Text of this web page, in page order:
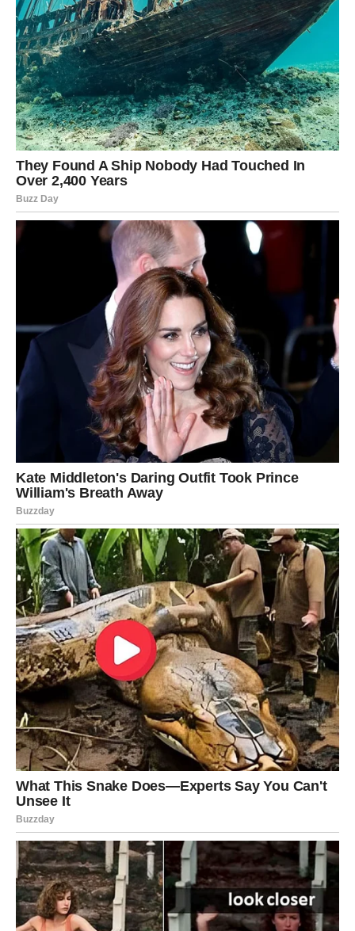
Sudbina vam konačno vraća ono
što zaslužujete
Sve ono dobro što ste činili drugima sada vam se polako
vraća.
Zvijezde pokazuju da ste prošli kroz težak period upravo
zato da biste sada mogli ući u mnogo srećniju i uspješniju
životnu fazu.
Pred vama su dani tokom kojih biste mogli shvatiti da je
ovo početak potpuno novog života i da vas tek sada
čekaju najljepši trenuci u ovoj godini.